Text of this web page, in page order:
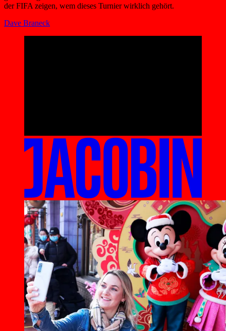
der FIFA zeigen, wem dieses Turnier wirklich gehört.
Dave Braneck